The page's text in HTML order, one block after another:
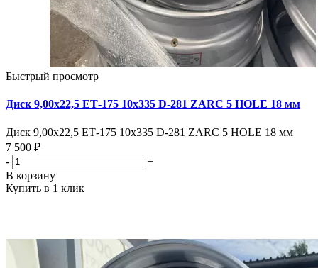
Быстрый просмотр
Диск 9,00х22,5 ЕТ-175 10х335 D-281 ZARC 5 HOLE 18 мм
Диск 9,00х22,5 ЕТ-175 10х335 D-281 ZARC 5 HOLE 18 мм
7 500 ₽
-
+
В корзину
Купить в 1 клик